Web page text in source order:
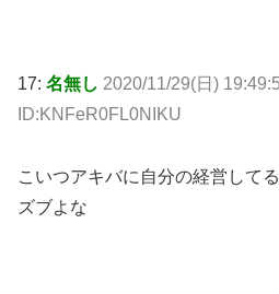
17: 名無し 2020/11/29(日)
ID:KNFeR0FL0NIKU
こいつアキバに自分の経営して
ズブよな